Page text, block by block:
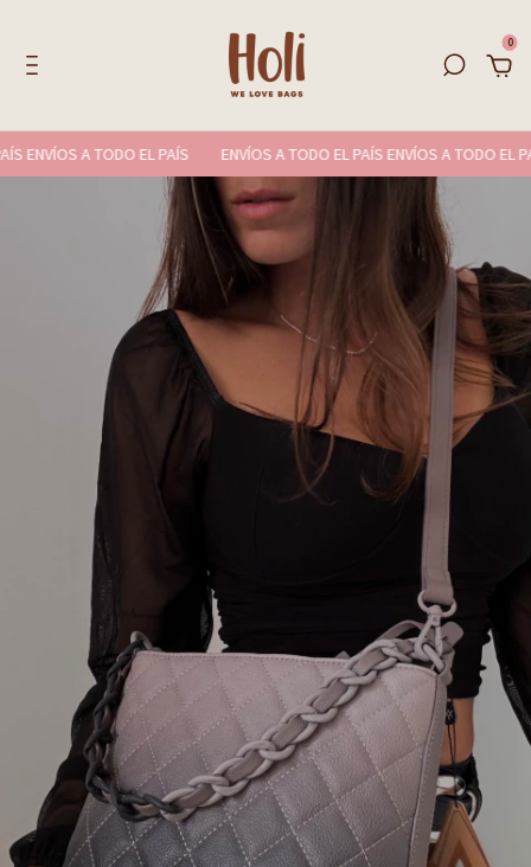
0
A TODO EL PAÍS ENVÍOS A TODO EL PAÍS ENVÍOS A TODO EL PAÍS